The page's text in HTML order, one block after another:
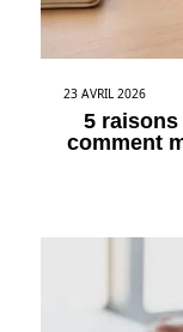
23 AVRIL 2026
5
comment